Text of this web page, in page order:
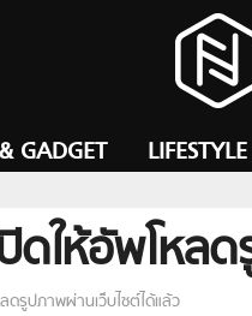
GADGET LIFESTYLE
ให้อัพโหล
ดรูปภาพผ่านเว็บไซต์ได้แล้ว